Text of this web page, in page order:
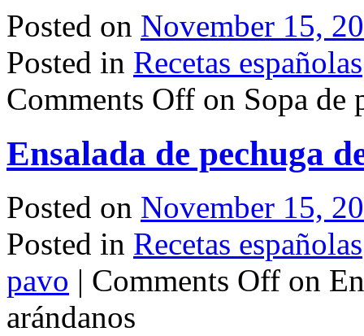
Posted on November 15,
Posted in Recetas españolas
Comments Off on Sopa de
Ensalada de pechuga
Posted on November 15,
Posted in Recetas españolas
pavo | Comments Off on
arándanos